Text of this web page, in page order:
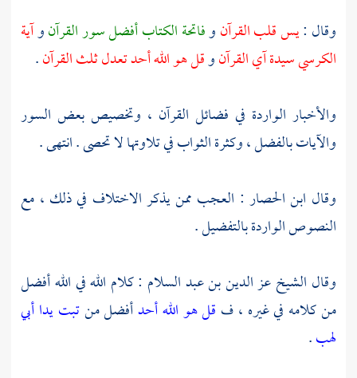
وقال :يس قلب القرآنوفاتحة الكتاب أفضل سور القرآنوآية
الكرسي سيدة آي القرآنوقل هو الله أحد تعدل ثلث القرآن.
والأخبار الواردة في فضائل القرآن ، وتخصيص بعض السور
والآيات بالفضل ، وكثرة الثواب في تلاوتها لا تحصى . انتهى .
وقال ابن الحصار : العجب ممن يذكر الاختلاف في ذلك ، مع
النصوص الواردة بالتفضيل .
وقال الشيخعز الدين بن عبد السلام : كلام الله في الله أفضل
من كلامه في غيره ، ف قل هو الله أحدأفضل منتبت يدا أبي
لهب.